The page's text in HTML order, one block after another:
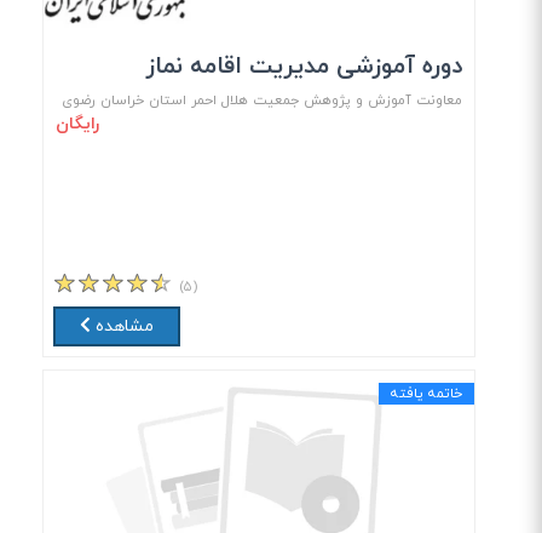
دوره آموزشی مدیریت اقامه نماز
معاونت آموزش و پژوهش جمعیت هلال احمر استان خراسان رضوی
رایگان
(۵)
مشاهده
خاتمه یافته